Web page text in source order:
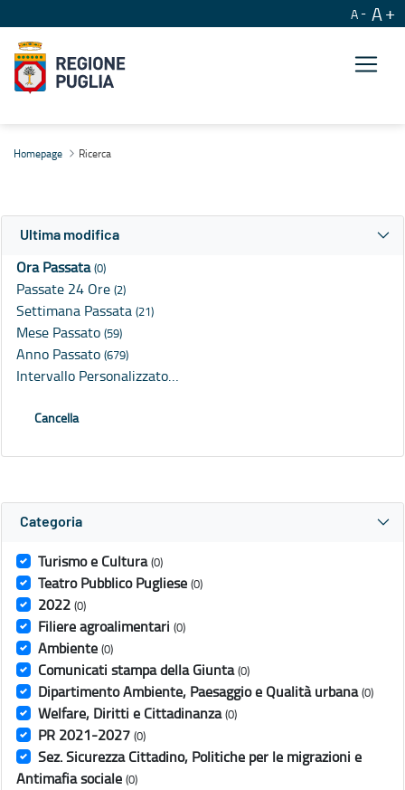
A A
Homepage Ricerca
Ultima modifica
Ora Passata(0)
Passate 24 Ore (2)
Settimana Passata (21)
Mese Passato (59)
Anno Passato (679)
Intervallo Personalizzato…
Cancella
Categoria
Turismo e Cultura (0)
Teatro Pubblico Pugliese (0)
2022 (0)
Filiere agroalimentari (0)
Ambiente (0)
Comunicati stampa della Giunta (0)
Dipartimento Ambiente, Paesaggio e Qualità urbana (0)
Welfare, Diritti e Cittadinanza (0)
PR 2021-2027 (0)
Sez. Sicurezza Cittadino, Politiche per le migrazioni e
Antimafia sociale (0)